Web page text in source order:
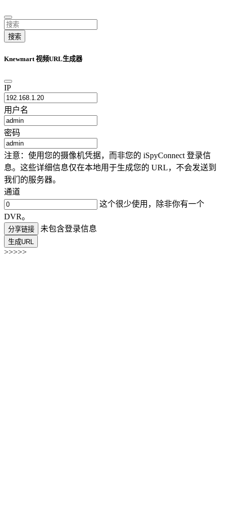
搜索
Knewmart 视频URL生成器
IP
用户名
密码
注意：使用您的摄像机凭据，而非您的 iSpyConnect 登录信
息。这些详细信息仅在本地用于生成您的 URL，不会发送到
我们的服务器。
通道
这个很少使用，除非你有一个
DVR。
分享链接 未包含登录信息
生成URL
>>>>>